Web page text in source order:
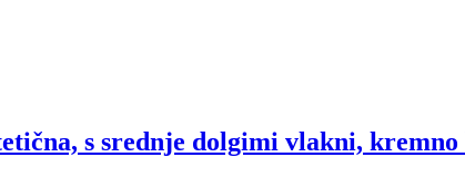
s srednje dolgimi vlakni, kremno